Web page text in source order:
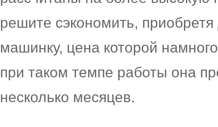
решите сэкономить,
машинку, цена которой
при таком темпе работы она
несколько месяцев.